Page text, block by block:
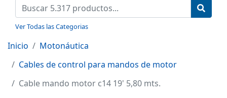
Ver Todas las Categorias
Inicio
Motonáutica
Cables de control para mandos de motor
Cable mando motor c14 19' 5,80 mts.